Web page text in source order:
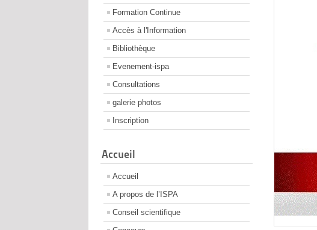
Formation Continue
Accès à l'Information
Bibliothèque
Evenement-ispa
Consultations
galerie photos
Inscription
Accueil
Accueil
A propos de l’ISPA
Conseil scientifique